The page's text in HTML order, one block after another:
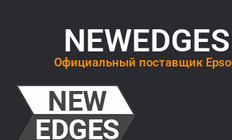
Официальный поставщик